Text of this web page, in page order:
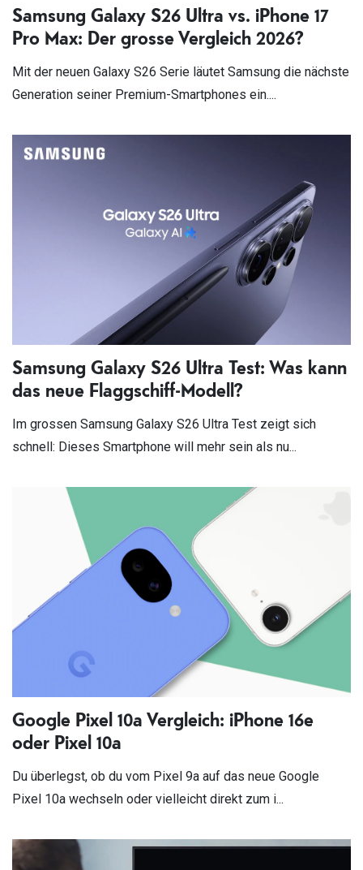
Samsung Galaxy S26 Ultra vs. iPhone 17
Pro Max: Der grosse Vergleich 2026?
Mit der neuen Galaxy S26 Serie läutet Samsung die nächste
Generation seiner Premium-Smartphones ein....
Samsung Galaxy S26 Ultra Test: Was kann
das neue Flaggschiff-Modell?
Im grossen Samsung Galaxy S26 Ultra Test zeigt sich
schnell: Dieses Smartphone will mehr sein als nu...
Google Pixel 10a Vergleich: iPhone 16e
oder Pixel 10a
Du überlegst, ob du vom Pixel 9a auf das neue Google
Pixel 10a wechseln oder vielleicht direkt zum i...